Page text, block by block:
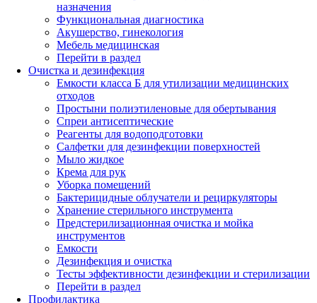
назначения
Функциональная диагностика
Акушерство, гинекология
Мебель медицинская
Перейти в раздел
Очистка и дезинфекция
Емкости класса Б для утилизации медицинских
отходов
Простыни полиэтиленовые для обертывания
Спреи антисептические
Реагенты для водоподготовки
Салфетки для дезинфекции поверхностей
Мыло жидкое
Крема для рук
Уборка помещений
Бактерицидные облучатели и рециркуляторы
Хранение стерильного инструмента
Предстерилизационная очистка и мойка
инструментов
Емкости
Дезинфекция и очистка
Тесты эффективности дезинфекции и стерилизации
Перейти в раздел
Профилактика